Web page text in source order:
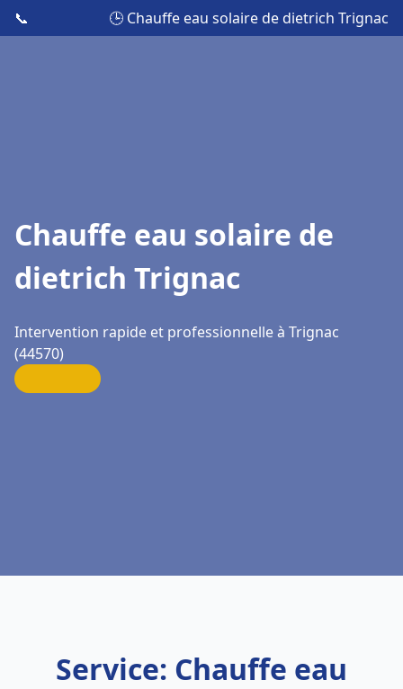
📞 🕒 Chauffe eau solaire de dietrich Trignac
Chauffe eau solaire de
dietrich Trignac
Intervention rapide et professionnelle à Trignac
(44570)
Service: Chauffe eau